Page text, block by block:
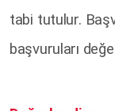
tabi tutulur.
başvuruları